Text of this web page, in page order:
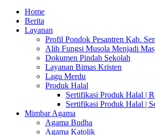
Home
Berita
Layanan
Profil Pondok Pesantren Kab.
Alih Fungsi Musola Menjadi
Dokumen Pindah Sekolah
Layanan Bimas Kristen
Lagu Merdu
Produk Halal
Sertifikasi Produk Halal |
Sertifikasi Produk Halal |
Mimbar Agama
Agama Budha
Agama Katolik